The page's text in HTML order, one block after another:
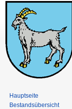
Hauptseite
Bestandsübersicht